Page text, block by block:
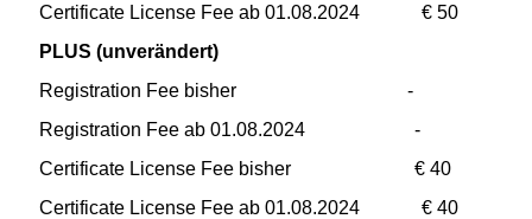
Certificate License Fee ab 01.08.2024 € 50
PLUS (unverändert)
Registration Fee bisher -
Registration Fee ab 01.08.2024 -
Certificate License Fee bisher € 40
Certificate License Fee ab 01.08.2024 € 40